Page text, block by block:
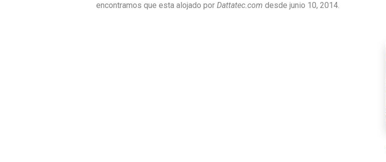
encontramos que esta alojado por Dattatec.com desde junio 10, 2014.